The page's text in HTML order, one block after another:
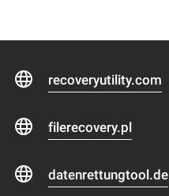
recoveryutility.com
filerecovery.pl
datenrettungtool.de